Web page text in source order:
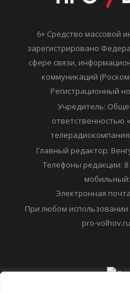
6+ Средство
зарегистрировано
сфере связи,
коммуникаций
Регистрационный
Учредитель:
ответственностью
Главный редактор:
Телефоны редакции: 8
мобильный:
Электронная
При любом использовании
pro-